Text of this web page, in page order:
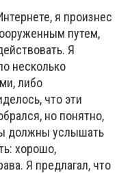
я произнес
путем,
Я
несколько
либо
что эти
но понятно,
должны услышать
хорошо,
Я предлагал, что